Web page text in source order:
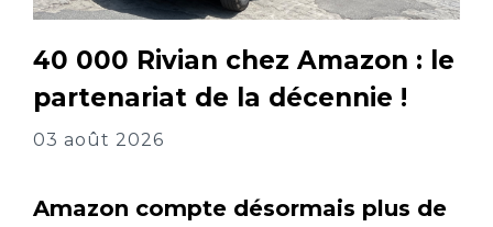
40 000 Rivian chez Amazon : le
partenariat de la décennie !
03 août 2026
Amazon compte désormais plus de